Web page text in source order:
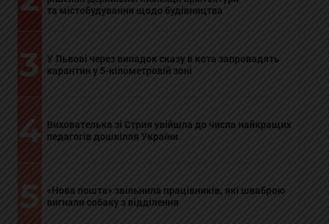
та містобудування щодо будівництва
3
У Львові через випадок сказу в кота запровадять
карантин у 5-кілометровій зоні
4 Вихователька зі Стрия увійшла до числа найкращих
педагогів дошкілля України
5
«Нова пошта» звільнила працівників, які шваброю
вигнали собаку з відділення